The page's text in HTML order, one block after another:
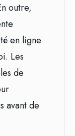
outre,
en ligne
Les
de
avant de